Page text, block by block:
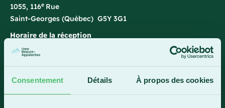
Consentement Détails À propos des cookies
1055, 116e Rue
Saint-Georges (Québec) G5Y 3G1
Horaire de la réception
Lundi-vendredi : 7 h 45 à 15 h 45
1 800 893-5111